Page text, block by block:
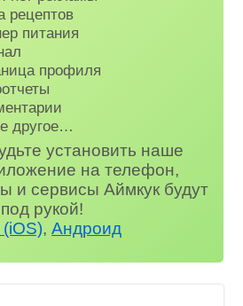
рецептов
питания
профиля
другое…
установить наше
на телефон,
и сервисы Аймкук будут
рукой!
,Андроид